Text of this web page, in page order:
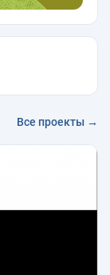
Все проекты →